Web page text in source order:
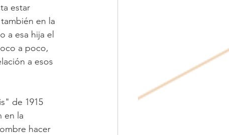
estar
en la
a esa hija el
a poco,
a esos
de 1915
en la
hacer